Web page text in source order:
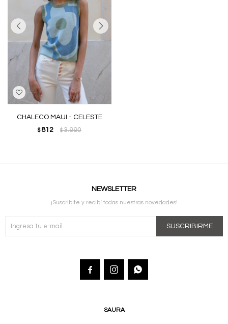
CHALECO MAUI - CELESTE
$ 812 $3.990
SAURA
NEWSLETTER
¡Suscribite y recibí todas nuestras novedades!
SUSCRIBIRME
  